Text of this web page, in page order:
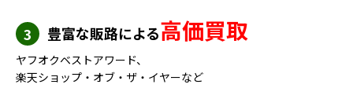
3 豊富な販路による高価買取
ヤフオクベストアワード、
楽天ショップ・オブ・ザ・イヤーなど